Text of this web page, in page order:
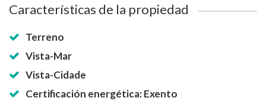
Características de la propiedad
Terreno
Vista-Mar
Vista-Cidade
Certificación energética: Exento